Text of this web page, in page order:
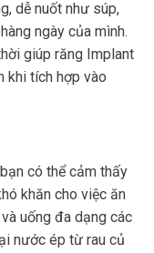
dễ nuốt như súp,
ngày của mình.
giúp răng Implant
khi tích hợp vào
có thể cảm thấy
khăn cho việc ăn
uống đa dạng các
nước ép từ rau củ